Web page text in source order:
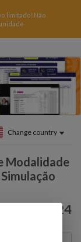
limitado! Não
Change country
Modalidade
$139.24